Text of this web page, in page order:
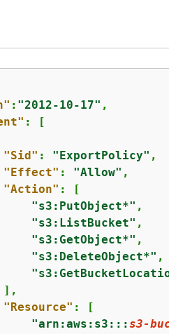
: "2012-10-17" ,
: [
"Sid" : "ExportPolicy" ,
"Effect" : "Allow" ,
"Action" : [
"s3:PutObject*" ,
"s3:ListBucket" ,
"s3:GetObject*" ,
"s3:DeleteObject*" ,
"Resource" : [
"arn:aws:s3:::s3-